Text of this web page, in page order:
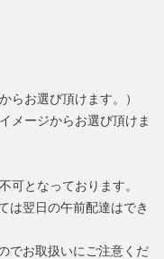
らお選び頂けます。）
メージからお選び頂けま
可となっております。
は翌日の午前配達はでき
でお取扱いにご注意くだ